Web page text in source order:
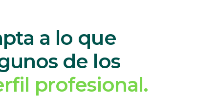
a lo que
de los
profesional.